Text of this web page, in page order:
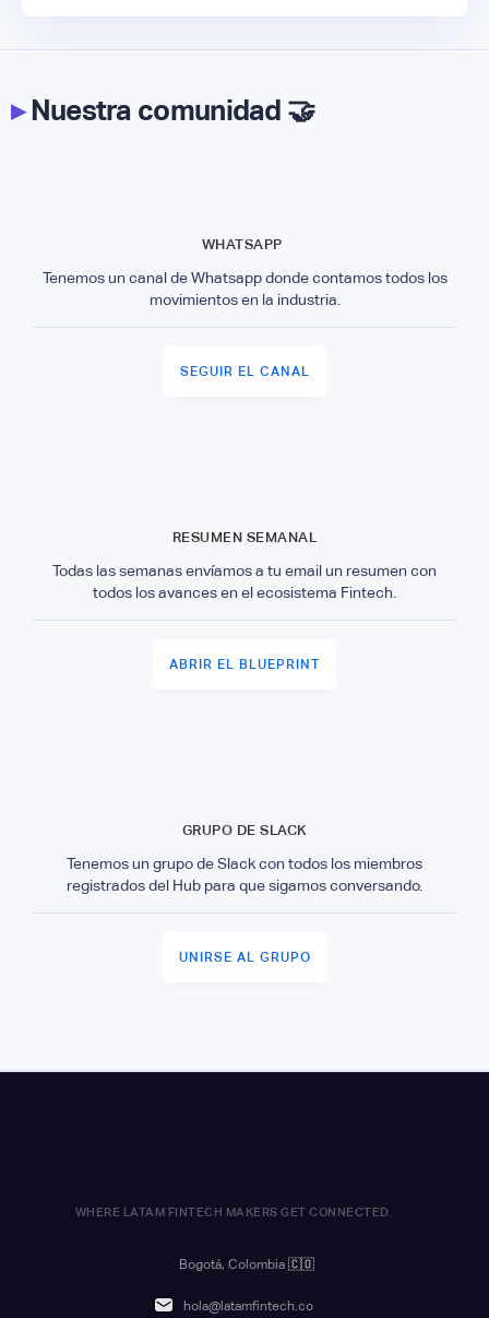
▸Nuestra comunidad 🤝
WHATSAPP
Tenemos un canal de Whatsapp donde contamos todos los
movimientos en la industria.
SEGUIR EL CANAL
RESUMEN SEMANAL
Todas las semanas envíamos a tu email un resumen con
todos los avances en el ecosistema Fintech.
ABRIR EL BLUEPRINT
GRUPO DE SLACK
Tenemos un grupo de Slack con todos los miembros
registrados del Hub para que sigamos conversando.
UNIRSE AL GRUPO
WHERE LATAM FINTECH MAKERS GET CONNECTED.
Bogotá, Colombia 🇨🇴
hola@latamfintech.co